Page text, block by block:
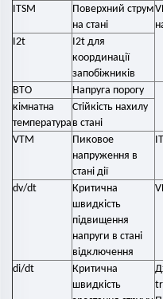
ITSM
Поверхний струм
на стані
I2t
I2t для
координації
запобіжників
ВТО Напруга порогу
кімнатна
температура
Стійкість нахилу
в стані
VTM
Пиковое
напруження в
стані дії
dv/dt
Критична
швидкість
підвищення
напруги в стані
відключення
di/dt
Критична
швидкість